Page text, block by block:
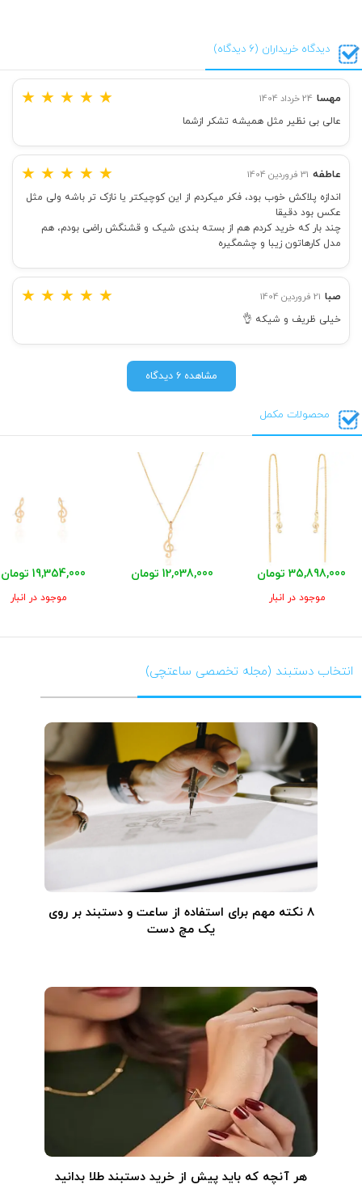
دیدگاه خریداران (6 دیدگاه)
مهسا 24 خرداد 1404 ★ ★ ★ ★ ★
عالی بی نظیر مثل همیشه تشکر ازشما
عاطفه 31 فروردین 1404 ★ ★ ★ ★ ★
اندازه پلاکش خوب بود، فکر میکردم از این کوچیکتر یا نازک تر باشه ولی مثل
عکس بود دقیقا
چند بار که خرید کردم هم از بسته بندی شیک و قشنگش راضی بودم، هم
مدل کارهاتون زیبا و چشمگیره
صبا 21 فروردین 1404 ★ ★ ★ ★ ★
خیلی ظریف و شیکه 👌
مشاهده 6 دیدگاه
محصولات مکمل
35,898,000 تومان
موجود در انبار
12,038,000 تومان 19,354,000 تومان
موجود در انبار
انتخاب دستبند (مجله تخصصی ساعتچی)
۸ نکته مهم برای استفاده از ساعت و دستبند بر روی
یک مچ دست
هر آنچه که باید پیش از خرید دستبند طلا بدانید